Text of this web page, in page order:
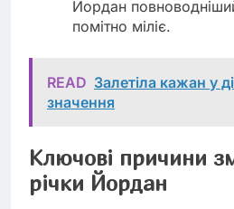
Йордан
помітно міліє.
READ Залетіла кажан у
значення
Ключові причини
річки Йордан